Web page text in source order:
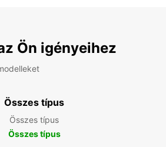
Ön igényeihez
Összes típus
Összes típus
Összes típus